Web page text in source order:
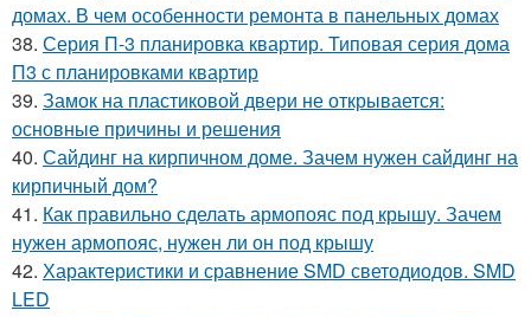
домах. В чем особенности ремонта в панельных домах
38. Серия П-3 планировка квартир. Типовая серия дома
П3 с планировками квартир
39. Замок на пластиковой двери не открывается:
основные причины и решения
40. Сайдинг на кирпичном доме. Зачем нужен сайдинг на
кирпичный дом?
41. Как правильно сделать армопояс под крышу. Зачем
нужен армопояс, нужен ли он под крышу
42. Характеристики и сравнение SMD светодиодов. SMD
LED